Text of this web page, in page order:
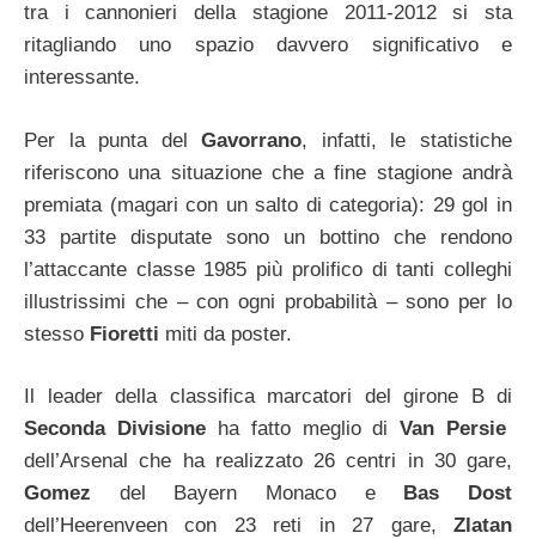
tra i cannonieri della stagione 2011-2012 si sta
ritagliando uno spazio davvero significativo e
interessante.
Per la punta delGavorrano, infatti, le statistiche
riferiscono una situazione che a fine stagione andrà
premiata (magari con un salto di categoria): 29 gol in
33 partite disputate sono un bottino che rendono
l’attaccante classe 1985 più prolifico di tanti colleghi
illustrissimi che – con ogni probabilità – sono per lo
stesso Fioretti miti da poster.
Il leader della classifica marcatori del girone B di
Seconda Divisioneha fatto meglio diVan Persie
dell’Arsenal che ha realizzato 26 centri in 30 gare,
Gomez del Bayern Monaco eBas Dost
dell’Heerenveen con 23 reti in 27 gare, Zlatan